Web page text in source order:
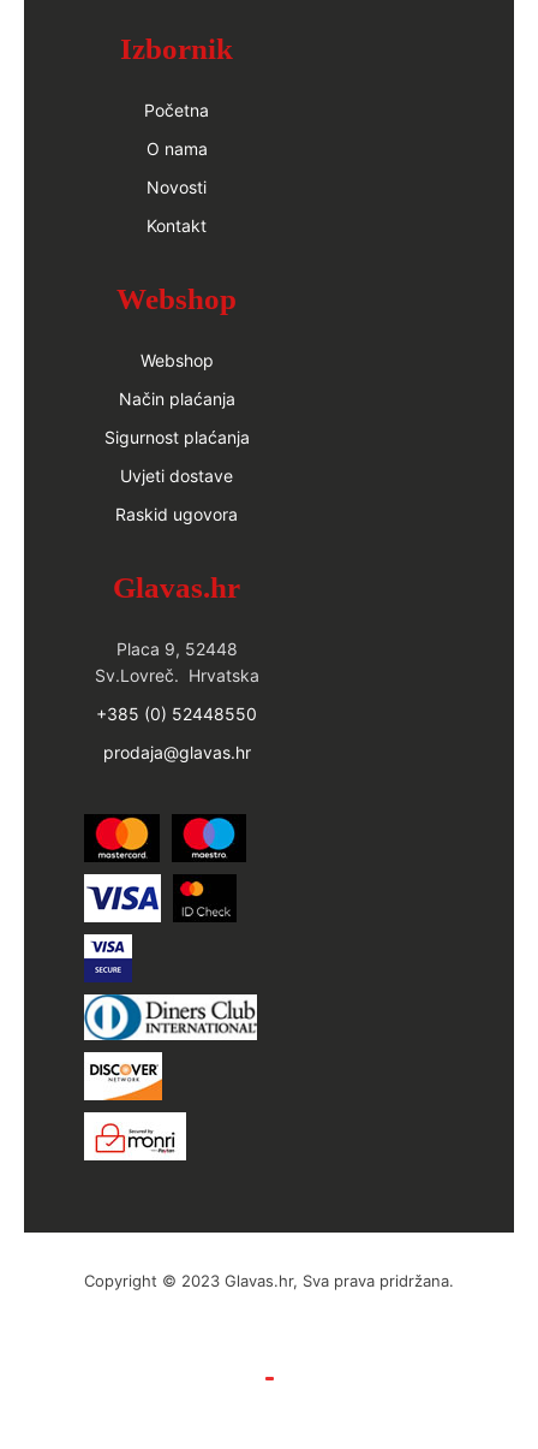
Izbornik
Početna
O nama
Novosti
Kontakt
Webshop
Webshop
Način plaćanja
Sigurnost plaćanja
Uvjeti dostave
Raskid ugovora
Glavas.hr
Placa 9, 52448
Sv.Lovreč. Hrvatska
+385 (0) 52448550
prodaja@glavas.hr
Copyright © 2023 Glavas.hr, Sva prava pridržana.